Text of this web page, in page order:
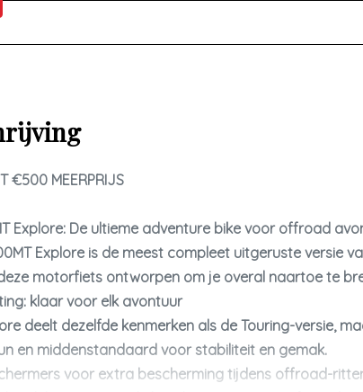
€500 MEERPRIJS
Explore: De ultieme adventure bike voor offroad
Explore is de meest compleet uitgeruste versie
motorfiets ontworpen om je overal naartoe te
klaar voor elk avontuur
deelt dezelfde kenmerken als deTouring-versie,
en middenstandaard voor stabiliteit en gemak.
voor extra bescherming tijdens offroad-